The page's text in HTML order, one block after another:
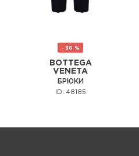
- 30 %
BOTTEGA
VENETA
БРЮКИ
ID: 48185